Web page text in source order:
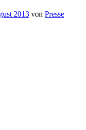
2013 von Presse